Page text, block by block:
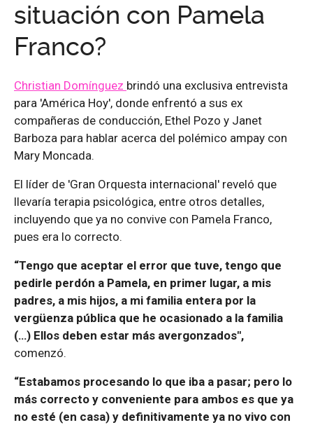
situación con Pamela
Franco?
Christian Domínguez brindó una exclusiva entrevista
para 'América Hoy', donde enfrentó a sus ex
compañeras de conducción, Ethel Pozo y Janet
Barboza para hablar acerca del polémico ampay con
Mary Moncada.
El líder de 'Gran Orquesta internacional' reveló que
llevaría terapia psicológica, entre otros detalles,
incluyendo que ya no convive con Pamela Franco,
pues era lo correcto.
“Tengo que aceptar el error que tuve, tengo que
pedirle perdón a Pamela, en primer lugar, a mis
padres, a mis hijos, a mi familia entera por la
vergüenza pública que he ocasionado a la familia
(…) Ellos deben estar más avergonzados",
comenzó.
“Estabamos procesando lo que iba a pasar; pero lo
más correcto y conveniente para ambos es que ya
no esté (en casa) y definitivamente ya no vivo con